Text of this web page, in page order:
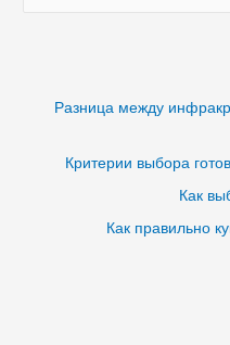
Разница между
Критерии выбора
Как